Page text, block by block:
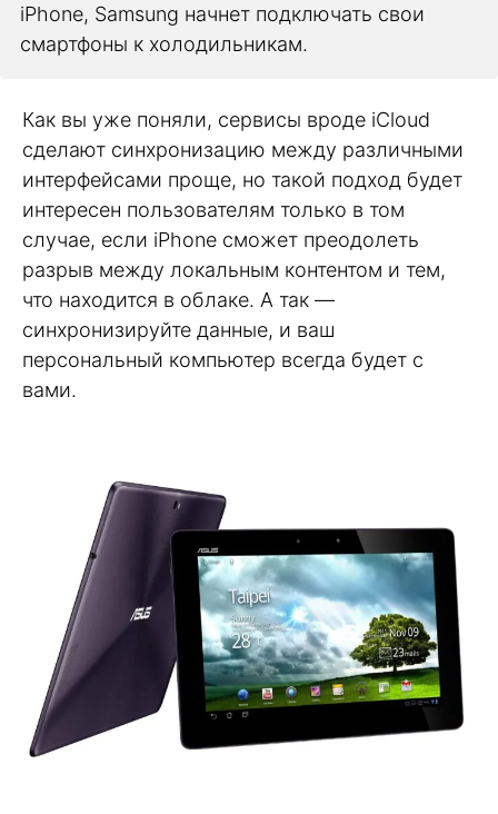
iPhone, Samsung начнет подключать свои
смартфоны к холодильникам.
Как вы уже поняли, сервисы вроде iCloud
сделают синхронизацию между различными
интерфейсами проще, но такой подход будет
интересен пользователям только в том
случае, если iPhone сможет преодолеть
разрыв между локальным контентом и тем,
что находится в облаке. А так —
синхронизируйте данные, и ваш
персональный компьютер всегда будет с
вами.